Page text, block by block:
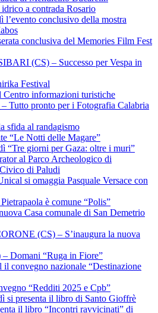
a contrada Rosario
conclusivo della mostra
conclusiva del Memories Film Fest
(CS) – Successo per Vespa in
Festival
informazioni turistiche
Tutto pronto per i Fotografia Calabria
sfida al randagismo
“Le Notti delle Magare”
“Tre giorni per Gaza: oltre i muri”
al Parco Archeologico di
di Paludi
si omaggia Pasquale Versace con
è comune “Polis”
Casa comunale di San Demetrio
(CS) – S’inaugura la nuova
Domani “Ruga in Fiore”
convegno nazionale “Destinazione
“Redditi 2025 e Cpb”
si presenta il libro di Santo Gioffrè
il libro “Incontri ravvicinati” di